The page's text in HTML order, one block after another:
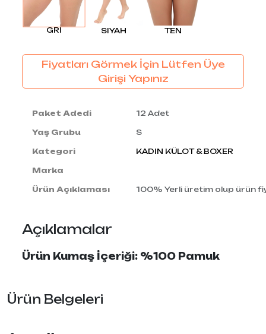
GRI SIYAH TEN
Fiyatları Görmek İçin Lütfen Üye
Girişi Yapınız
Paket Adedi 12 Adet
Yaş Grubu S
Kategori KADIN KÜLOT & BOXER
Marka
Ürün Açıklaması 100% Yerli üretim olup ürün
Açıklamalar
Ürün Kumaş İçeriği: %100 Pamuk
Ürün Belgeleri